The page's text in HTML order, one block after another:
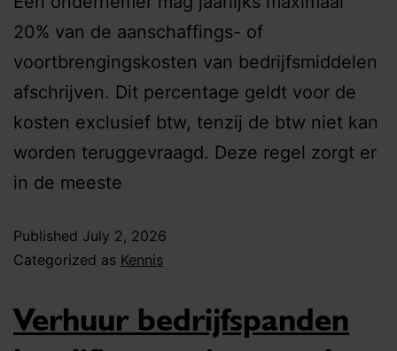
20% van de aanschaffings- of
voortbrengingskosten van bedrijfsmiddelen
afschrijven. Dit percentage geldt voor de
kosten exclusief btw, tenzij de btw niet kan
worden teruggevraagd. Deze regel zorgt er
in de meeste
Published July 2, 2026
Categorized as Kennis
Verhuur bedrijfspanden